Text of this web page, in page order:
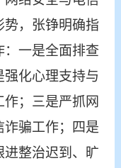
势，张铮明确指
：一是全面排查
化心理支持与
；三是严抓网
骗工作；四是
进整治迟到、旷